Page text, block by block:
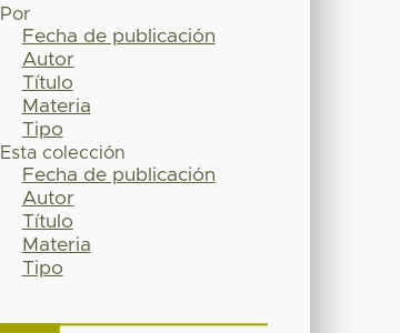
Por
Fecha de publicación
Autor
Título
Materia
Tipo
Esta colección
Fecha de publicación
Autor
Título
Materia
Tipo